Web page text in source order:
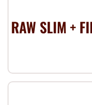
RAW SLIM +